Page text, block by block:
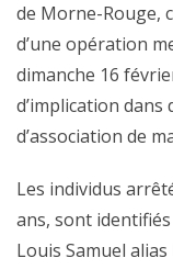
de Morne-Rouge,
d’une opération
dimanche 16
d’implication dans
d’association de
Les individus
ans, sont
Louis Samuel alias